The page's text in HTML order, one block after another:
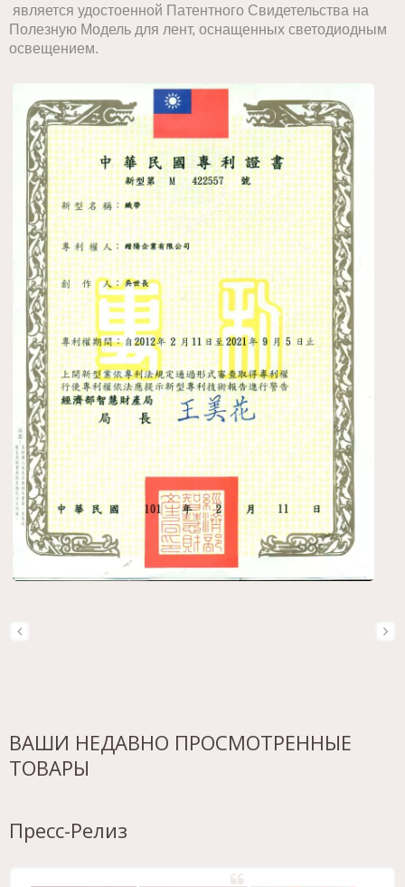
является удостоенной Патентного Свидетельства на
Полезную Модель для лент, оснащенных светодиодным
освещением.
ВАШИ НЕДАВНО ПРОСМОТРЕННЫЕ
ТОВАРЫ
Пресс-Релиз